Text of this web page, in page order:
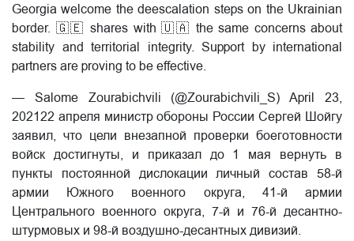
Georgia welcome the deescalation steps on the Ukrainian
border. 🇬🇪 shares with 🇺🇦 the same concerns about
stability and territorial integrity. Support by international
partners are proving to be effective.
— Salome Zourabichvili (@Zourabichvili_S) April 23,
202122 апреля министр обороны России Сергей Шойгу
заявил, что цели внезапной проверки боеготовности
войск достигнуты, и приказал до 1 мая вернуть в
пункты постоянной дислокации личный состав 58-й
армии Южного военного округа, 41-й армии
Центрального военного округа, 7-й и 76-й десантно-
штурмовых и 98-й воздушно-десантных дивизий.